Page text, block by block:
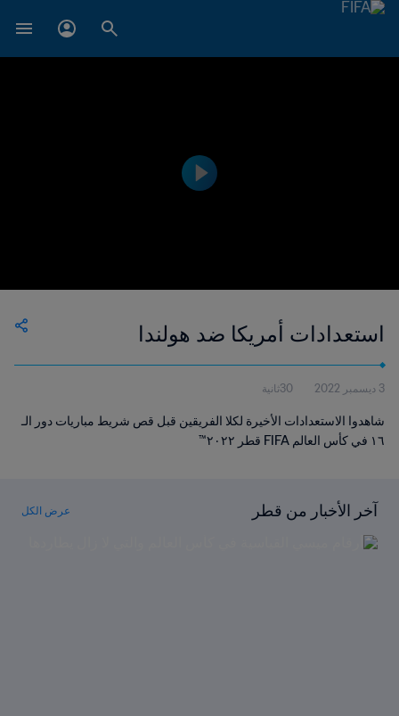
استعدادات أمريكا ضد هولندا
3 ديسمبر 2022 30ثانية
شاهدوا الاستعدادات الأخيرة لكلا الفريقين قبل قص شريط مباريات دور الـ
١٦ في كأس العالم FIFA قطر ٢٠٢٢™
آخر الأخبار من قطر عرض الكل